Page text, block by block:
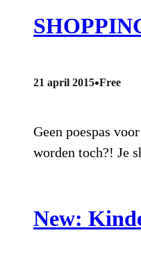
21 april 2015•Free
Geen poespas
worden toch?! Je
New: